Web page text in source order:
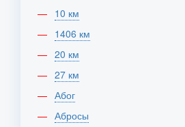
10 км
1406 км
20 км
27 км
Абог
Абросы